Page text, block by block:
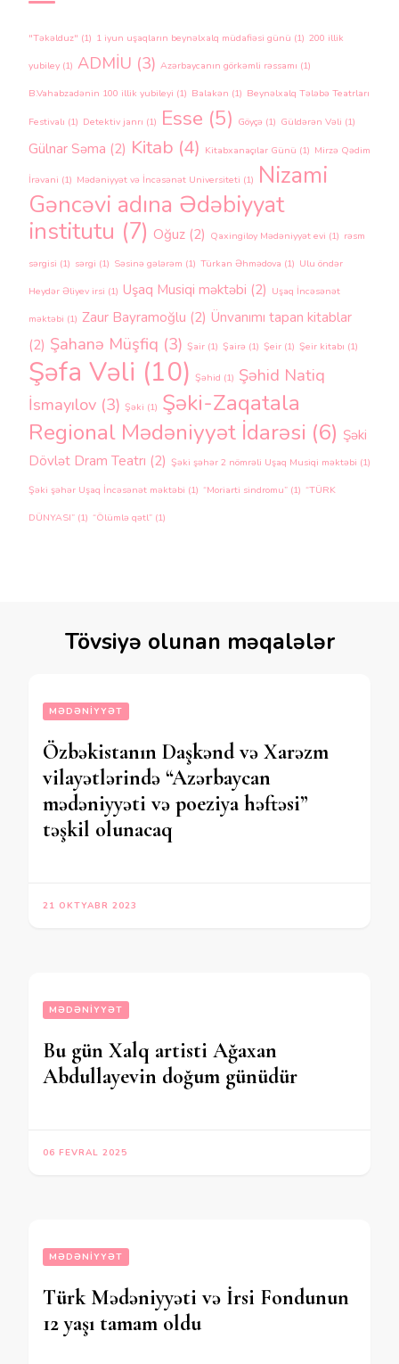
"Təkəlduz" (1) 1 iyun uşaqların beynəlxalq müdafiəsi günü (1) 200 illik
yubiley (1) ADMİU (3) Azərbaycanın görkəmli rəssamı (1)
B.Vahabzadənin 100 illik yubileyi (1) Balakən (1) Beynəlxalq Tələbə Teatrları
Festivalı (1) Detektiv janrı (1) Esse (5) Göyçə (1) Güldərən Vəli (1)
Gülnar Səma (2) Kitab (4) Kitabxanaçılar Günü (1) Mirzə Qədim
İrəvani (1) Mədəniyyət və İncəsənət Universiteti (1) Nizami
Gəncəvi adına Ədəbiyyat
institutu (7) Oğuz (2) Qaxingiloy Mədəniyyət evi (1) rəsm
sərgisi (1) sərgi (1) Səsinə gələrəm (1) Türkan Əhmədova (1) Ulu öndər
Heydər Əliyev irsi (1) Uşaq Musiqi məktəbi (2) Uşaq İncəsənət
məktəbi (1) Zaur Bayramoğlu (2) Ünvanımı tapan kitablar
(2) Şahanə Müşfiq (3) Şair (1) Şairə (1) Şeir (1) Şeir kitabı (1)
Şəfa Vəli (10) Şəhid (1) Şəhid Natiq
İsmayılov (3) Şəki (1) Şəki-Zaqatala
Regional Mədəniyyət İdarəsi (6) Şəki
Dövlət Dram Teatrı (2) Şəki şəhər 2 nömrəli Uşaq Musiqi məktəbi (1)
Şəki şəhər Uşaq İncəsənət məktəbi (1) “Moriarti sindromu” (1) “TÜRK
DÜNYASI” (1) “Ölümlə qətl” (1)
Tövsiyə olunan məqalələr
MƏDƏNIYYƏT
Özbəkistanın Daşkənd və Xarəzm
vilayətlərində “Azərbaycan
mədəniyyəti və poeziya həftəsi”
təşkil olunacaq
21 OKTYABR 2023
MƏDƏNIYYƏT
Bu gün Xalq artisti Ağaxan
Abdullayevin doğum günüdür
06 FEVRAL 2025
MƏDƏNIYYƏT
Türk Mədəniyyəti və İrsi Fondunun
12 yaşı tamam oldu